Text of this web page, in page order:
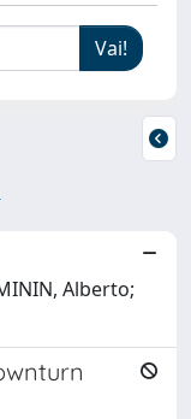
Alberto;